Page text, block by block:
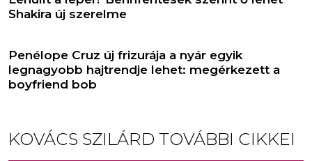
Shakira új szerelme
Penélope Cruz új frizurája a nyár egyik
legnagyobb hajtrendje lehet: megérkezett a
boyfriend bob
KOVÁCS SZILÁRD TOVÁBBI CIKKEI